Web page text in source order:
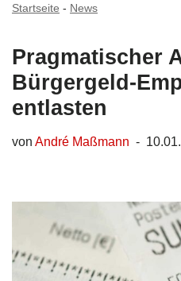
Startseite - News
Pragmatischer
Bürgergeld-
entlasten
von André Maßmann